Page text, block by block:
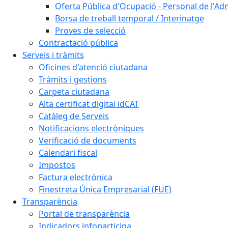
Oferta Pública d'Ocupació - Personal de
Borsa de treball temporal / Interinatge
Proves de selecció
Contractació pública
Serveis i tràmits
Oficines d'atenció ciutadana
Tràmits i gestions
Carpeta ciutadana
Alta certificat digital idCAT
Catàleg de Serveis
Notificacions electròniques
Verificació de documents
Calendari fiscal
Impostos
Factura electrònica
Finestreta Única Empresarial (FUE)
Transparència
Portal de transparència